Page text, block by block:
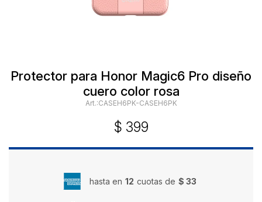
Protector para Honor Magic6 Pro diseño
cuero color rosa
CASEH6PK-CASEH6PK
$ 399
hasta en 12 cuotas de $ 33